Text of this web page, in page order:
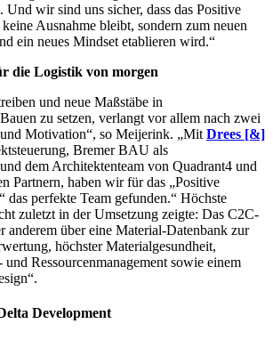
Und wir sind uns sicher, dass das Positive
Ausnahme bleibt, sondern zum neuen
ein neues Mindset etablieren wird.“
die Logistik von morgen
und neue Maßstäbe in
zu setzen, verlangt vor allem nach zwei
Motivation“, so Meijerink. „Mit Drees [&]
Bremer BAU als
dem Architektenteam von Quadrant4 und
Partnern, haben wir für das „Positive
das perfekte Team gefunden.“ Höchste
zuletzt in der Umsetzung zeigte: Das C2C-
anderem über eine Material-Datenbank zur
höchster Materialgesundheit,
und Ressourcenmanagement sowie einem
Development